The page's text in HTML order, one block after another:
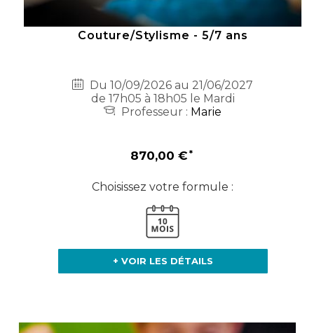
Couture/Stylisme - 5/7 ans
Du 10/09/2026 au 21/06/2027
de 17h05 à 18h05 le Mardi
Professeur : Marie
870,00 €
Choisissez votre formule :
+ VOIR LES DÉTAILS